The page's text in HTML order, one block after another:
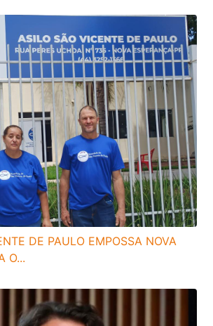
DE PAULO EMPOSSA NOVA
O...